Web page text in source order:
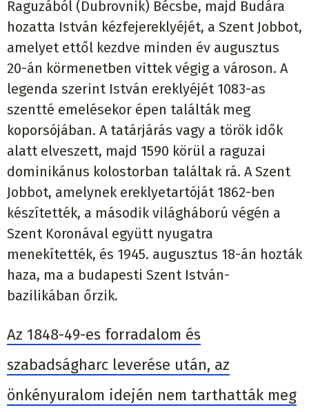
Raguzából (Dubrovnik) Bécsbe, majd Budára
hozatta István kézfejereklyéjét, a Szent Jobbot,
amelyet ettől kezdve minden év augusztus
20-án körmenetben vittek végig a városon. A
legenda szerint István ereklyéjét 1083-as
szentté emelésekor épen találták meg
koporsójában. A tatárjárás vagy a török idők
alatt elveszett, majd 1590 körül a raguzai
dominikánus kolostorban találtak rá. A Szent
Jobbot, amelynek ereklyetartóját 1862-ben
készítették, a második világháború végén a
Szent Koronával együtt nyugatra
menekítették, és 1945. augusztus 18-án hozták
haza, ma a budapesti Szent István-
bazilikában őrzik.
Az 1848-49-es forradalom és
szabadságharc leverése után, az
önkényuralom idején nem tarthatták meg